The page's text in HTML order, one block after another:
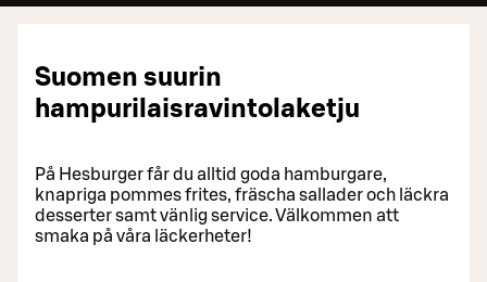
Suomen suurin
hampurilaisravintolaketju
På Hesburger får du alltid goda hamburgare,
knapriga pommes frites, fräscha sallader och läckra
desserter samt vänlig service. Välkommen att
smaka på våra läckerheter!